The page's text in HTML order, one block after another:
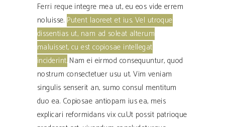
Ferri reque integre mea ut, eu eos vide errem
noluisse. Putent laoreet et ius. Vel utroque
dissentias ut, nam ad soleat alterum
maluisset, cu est copiosae intellegat
inciderint. Nam ei eirmod consequuntur, quod
nostrum consectetuer usu ut. Vim veniam
singulis senserit an, sumo consul mentitum
duo ea. Copiosae antiopam ius ea, meis
explicari reformidans vix cu.Ut possit patrioque